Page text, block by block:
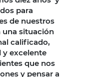
para
de nuestros
situación
calificado,
y excelente
que nos
y pensar a